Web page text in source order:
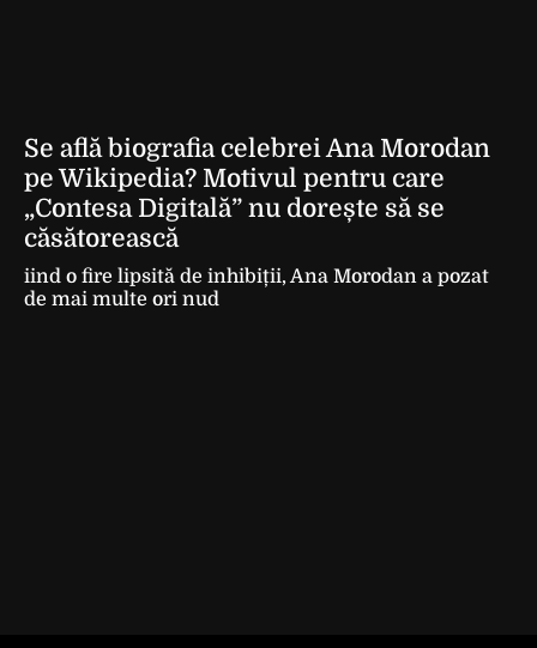
Se află biografia celebrei Ana Morodan
pe Wikipedia? Motivul pentru care
„Contesa Digitală” nu dorește să se
căsătorească
iind o fire lipsită de inhibiții, Ana Morodan a pozat
de mai multe ori nud